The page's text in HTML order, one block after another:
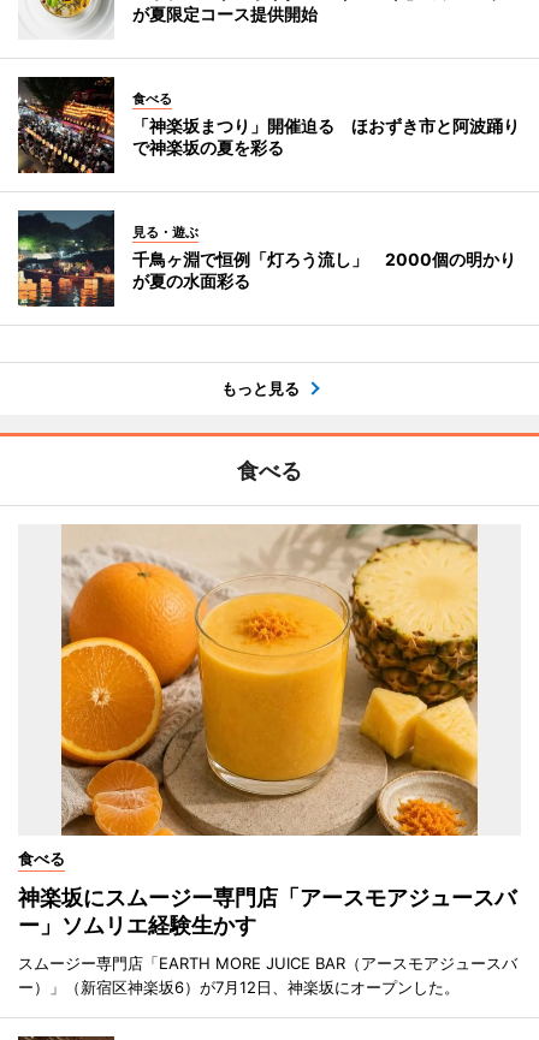
が夏限定コース提供開始
食べる
「神楽坂まつり」開催迫る ほおずき市と阿波踊り
で神楽坂の夏を彩る
見る・遊ぶ
千鳥ヶ淵で恒例「灯ろう流し」 2000個の明かり
が夏の水面彩る
もっと見る
食べる
食べる
神楽坂にスムージー専門店「アースモアジュースバ
ー」ソムリエ経験生かす
スムージー専門店「EARTH MORE JUICE BAR（アースモアジュースバ
ー）」（新宿区神楽坂6）が7月12日、神楽坂にオープンした。